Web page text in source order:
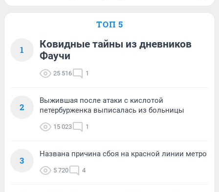
ТОП 5
1
Ковидные тайны из дневников
Фаучи
25 516 1
2
Выжившая после атаки с кислотой
петербурженка выписалась из больницы
15 023 1
3
Названа причина сбоя на красной линии метро
5 720 4